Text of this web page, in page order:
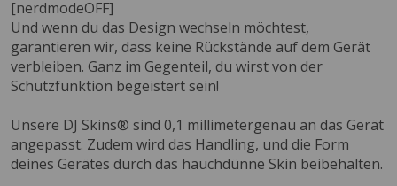
[nerdmodeOFF]
Und wenn du das Design wechseln möchtest,
garantieren wir, dass keine Rückstände auf dem Gerät
verbleiben. Ganz im Gegenteil, du wirst von der
Schutzfunktion begeistert sein!
Unsere DJ Skins® sind 0,1 millimetergenau an das Gerät
angepasst. Zudem wird das Handling, und die Form
deines Gerätes durch das hauchdünne Skin beibehalten.